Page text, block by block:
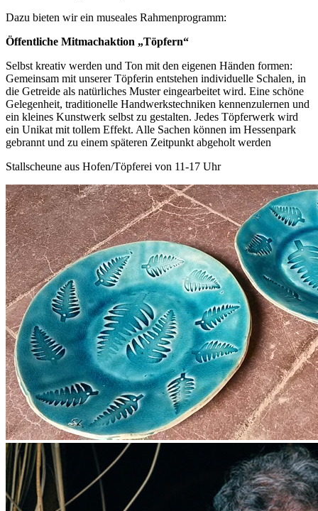
Dazu bieten wir ein museales Rahmenprogramm:
Öffentliche Mitmachaktion „Töpfern“
Selbst kreativ werden und Ton mit den eigenen Händen formen:
Gemeinsam mit unserer Töpferin entstehen individuelle Schalen, in
die Getreide als natürliches Muster eingearbeitet wird. Eine schöne
Gelegenheit, traditionelle Handwerkstechniken kennenzulernen und
ein kleines Kunstwerk selbst zu gestalten. Jedes Töpferwerk wird
ein Unikat mit tollem Effekt. Alle Sachen können im Hessenpark
gebrannt und zu einem späteren Zeitpunkt abgeholt werden
Stallscheune aus Hofen/Töpferei von 11-17 Uhr